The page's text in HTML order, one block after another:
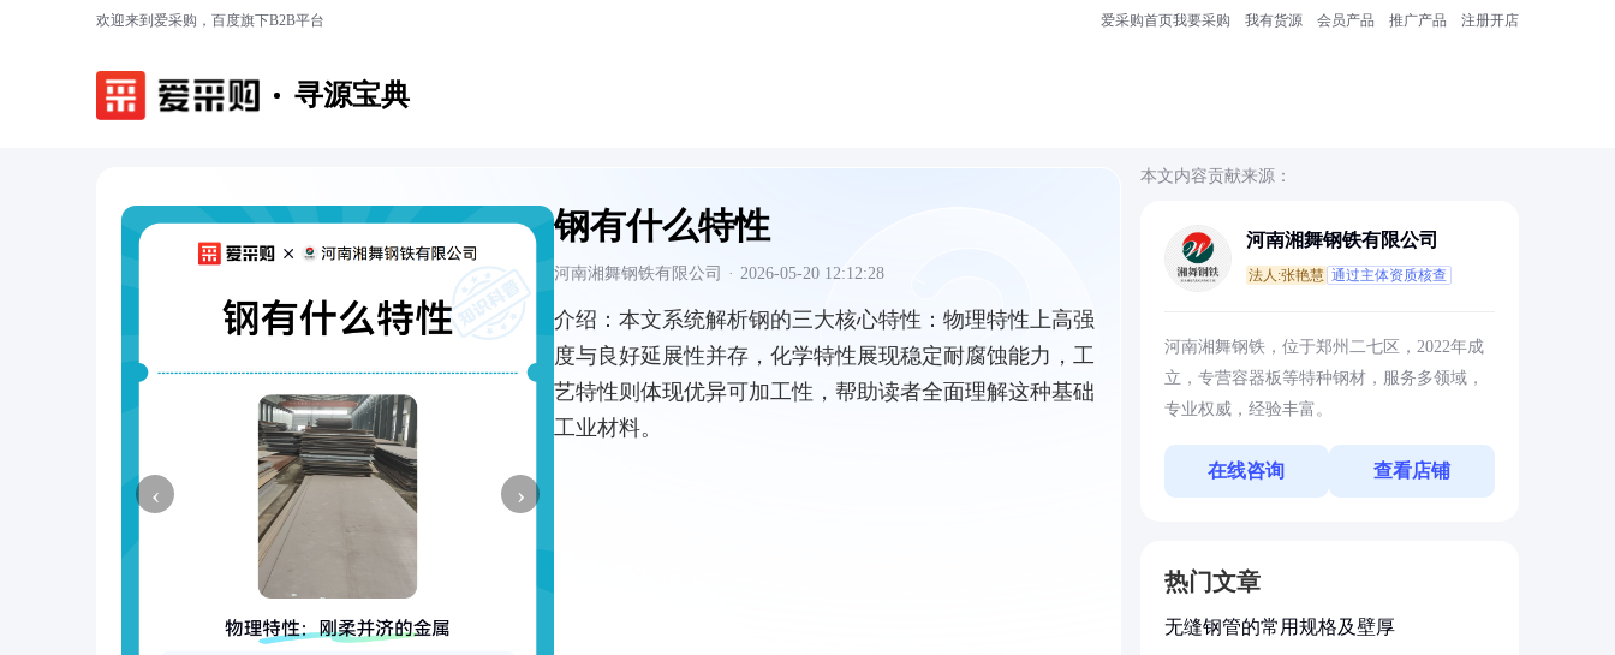
欢迎来到爱采购，百度旗下B2B平台 爱采购首页我要采购 我有货源 会员产品 推广产品 注册开店
寻源宝典
‹ ›
钢有什么特性
河南湘舞钢铁有限公司 · 2026-05-20 12:12:28
介绍： 本文系统解析钢的三大核心特性：物理特性上高强
度与良好延展性并存，化学特性展现稳定耐腐蚀能力，工
艺特性则体现优异可加工性，帮助读者全面理解这种基础
工业材料。
本文内容贡献来源：
河南湘舞钢铁有限公司
法人:张艳慧 通过主体资质核查
河南湘舞钢铁，位于郑州二七区，2022年成
立，专营容器板等特种钢材，服务多领域，
专业权威，经验丰富。
在线咨询 查看店铺
热门文章
无缝钢管的常用规格及壁厚